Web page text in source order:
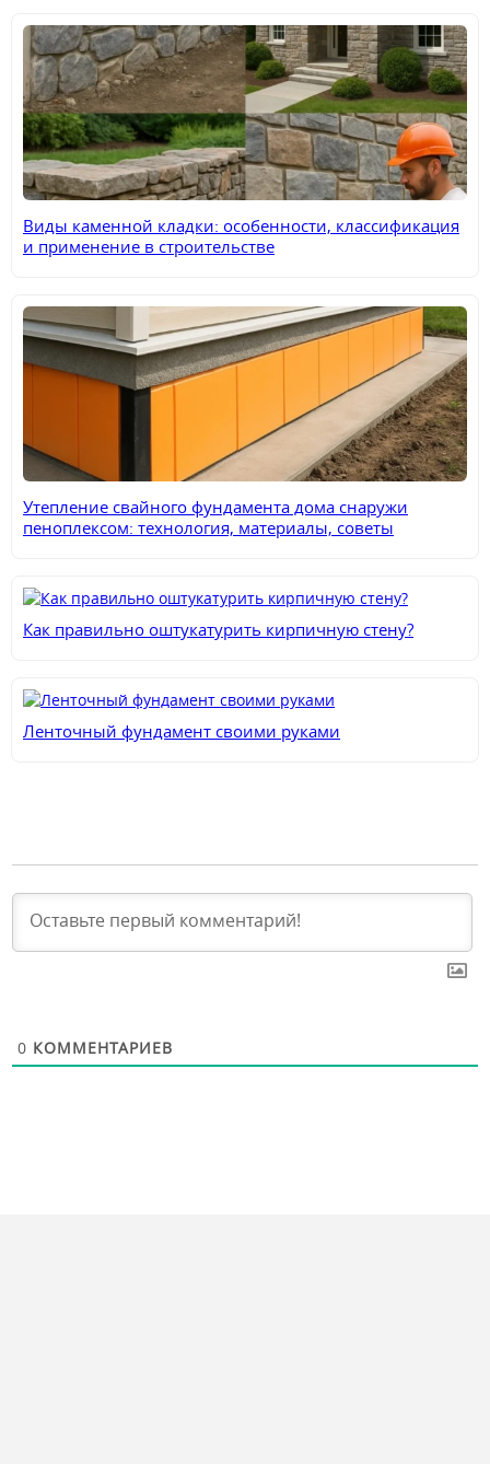
Виды каменной кладки: особенности, классификация
и применение в строительстве
Утепление свайного фундамента дома снаружи
пеноплексом: технология, материалы, советы
Как правильно оштукатурить кирпичную стену?
Ленточный фундамент своими руками
0 КОММЕНТАРИЕВ